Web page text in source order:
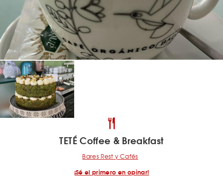
TETÉ Coffee & Breakfast
Bares Rest y Cafés
¡Sé el primero en opinar!